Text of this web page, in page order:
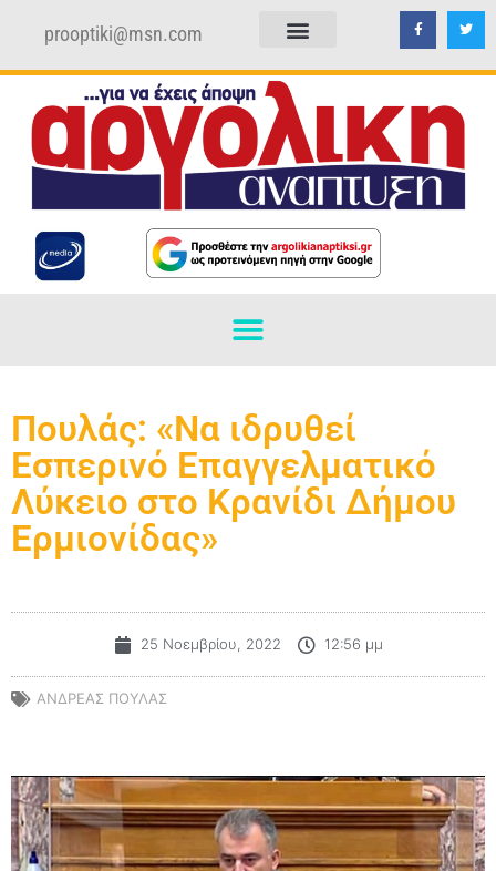
prooptiki@msn.com
Πουλάς: «Να ιδρυθεί
Εσπερινό Επαγγελματικό
Λύκειο στο Κρανίδι Δήμου
Ερμιονίδας»
25 Νοεμβρίου, 2022 12:56 μμ
ΑΝΔΡΕΑΣ ΠΟΥΛΑΣ